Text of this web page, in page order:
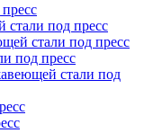
под пресс
стали под пресс
под пресс
стали под